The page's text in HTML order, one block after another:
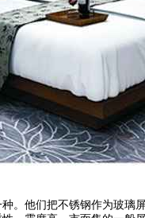
。他们把不锈钢作为玻璃